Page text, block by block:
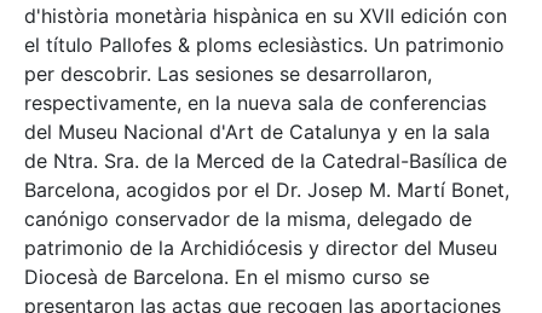
d'història monetària hispànica en su XVII edición con
el título Pallofes & ploms eclesiàstics. Un patrimonio
per descobrir. Las sesiones se desarrollaron,
respectivamente, en la nueva sala de conferencias
del Museu Nacional d'Art de Catalunya y en la sala
de Ntra. Sra. de la Merced de la Catedral-Basílica de
Barcelona, acogidos por el Dr. Josep M. Martí Bonet,
canónigo conservador de la misma, delegado de
patrimonio de la Archidiócesis y director del Museu
Diocesà de Barcelona. En el mismo curso se
presentaron las actas que recogen las aportaciones